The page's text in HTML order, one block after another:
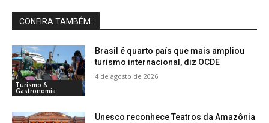
CONFIRA TAMBÉM:
Turismo &
Gastronomia
Brasil é quarto país que mais ampliou
turismo internacional, diz OCDE
4 de agosto de 2026
Unesco reconhece Teatros da Amazônia